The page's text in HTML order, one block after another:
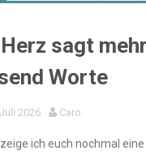
sagt
Worte
2026 Caro
ich euch nochmal